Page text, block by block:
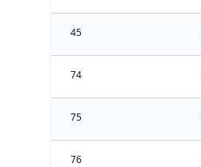
45
74
75
76